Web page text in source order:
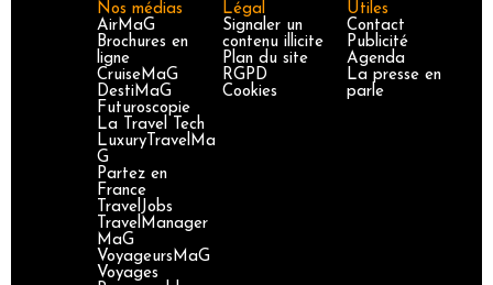
Nos médias
AirMaG
Brochures en
ligne
CruiseMaG
DestiMaG
Futuroscopie
La Travel Tech
LuxuryTravelMa
G
Partez en
France
TravelJobs
TravelManager
MaG
VoyageursMaG
Voyages
Légal
Signaler un
contenu illicite
Plan du site
RGPD
Cookies
Utiles
Contact
Publicité
Agenda
La presse en
parle